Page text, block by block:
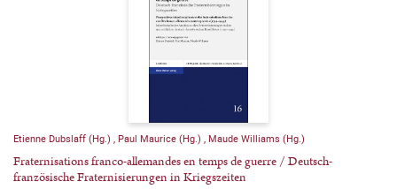
Etienne Dubslaff (Hg.) Paul Maurice (Hg.) Maude Williams (Hg.)
Fraternisations franco-allemandes en temps de guerre / Deutsch-
französische Fraternisierungen in Kriegszeiten